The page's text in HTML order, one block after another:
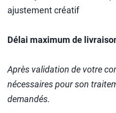
ajustement créatif
Délai maximum de
Après validation de votre
nécessaires pour son
demandés.